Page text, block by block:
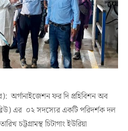
অর্গানাইজেশন ফর দি প্রহিবিশন অব
এর ০২ সদস্যের একটি পরিদর্শক দল
চিটাগাং ইউরিয়া